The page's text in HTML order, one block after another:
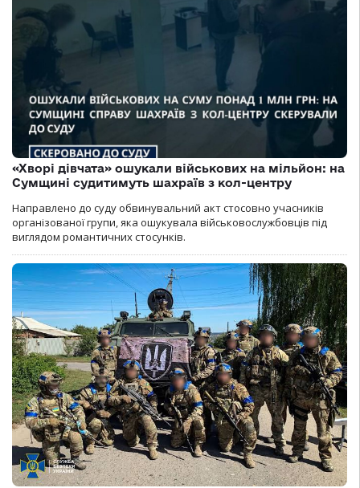
«Хворі дівчата» ошукали військових на мільйон: на
Сумщині судитимуть шахраїв з кол-центру
Направлено до суду обвинувальний акт стосовно учасників
організованої групи, яка ошукувала військовослужбовців під
виглядом романтичних стосунків.